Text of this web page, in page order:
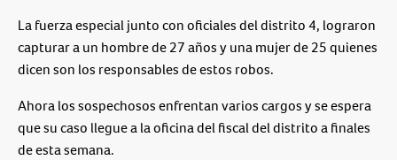
La fuerza especial junto con oficiales del distrito 4, lograron
capturar a un hombre de 27 años y una mujer de 25 quienes
dicen son los responsables de estos robos.
Ahora los sospechosos enfrentan varios cargos y se espera
que su caso llegue a la oficina del fiscal del distrito a finales
de esta semana.